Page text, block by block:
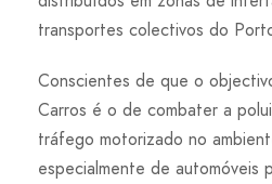
transportes colectivos do
Conscientes de que o
Carros é o de combater a
tráfego motorizado no
especialmente de automóveis